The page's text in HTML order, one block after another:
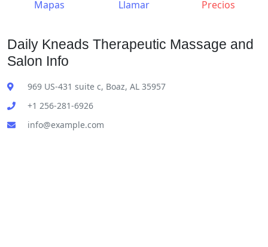
Mapas Llamar Precios
Daily Kneads Therapeutic Massage and
Salon Info
969 US-431 suite c, Boaz, AL 35957
+1 256-281-6926
info@example.com